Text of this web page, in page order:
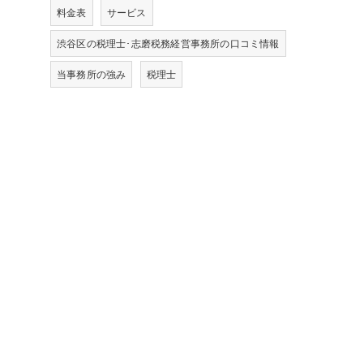
料金表 サービス
渋谷区の税理士･志磨税務経営事務所の口コミ情報
当事務所の強み 税理士